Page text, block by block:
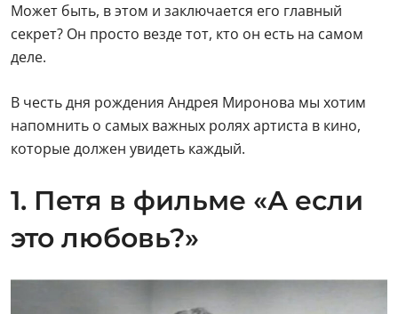
Может быть, в этом и заключается его главный
секрет? Он просто везде тот, кто он есть на самом
деле.
В честь дня рождения Андрея Миронова мы хотим
напомнить о самых важных ролях артиста в кино,
которые должен увидеть каждый.
1. Петя в фильме «А если
это любовь?»